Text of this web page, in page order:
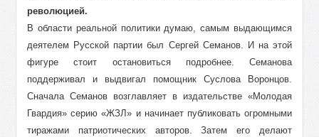
революцией.
В области реальной политики думаю, самым выдающимся
деятелем Русской партии был Сергей Семанов. И на этой
фигуре стоит остановиться подробнее. Семанова
поддерживал и выдвигал помощник Суслова Воронцов.
Сначала Семанов возглавляет в издательстве «Молодая
Гвардия» серию «ЖЗЛ» и начинает публиковать огромными
тиражами патриотических авторов. Затем его делают